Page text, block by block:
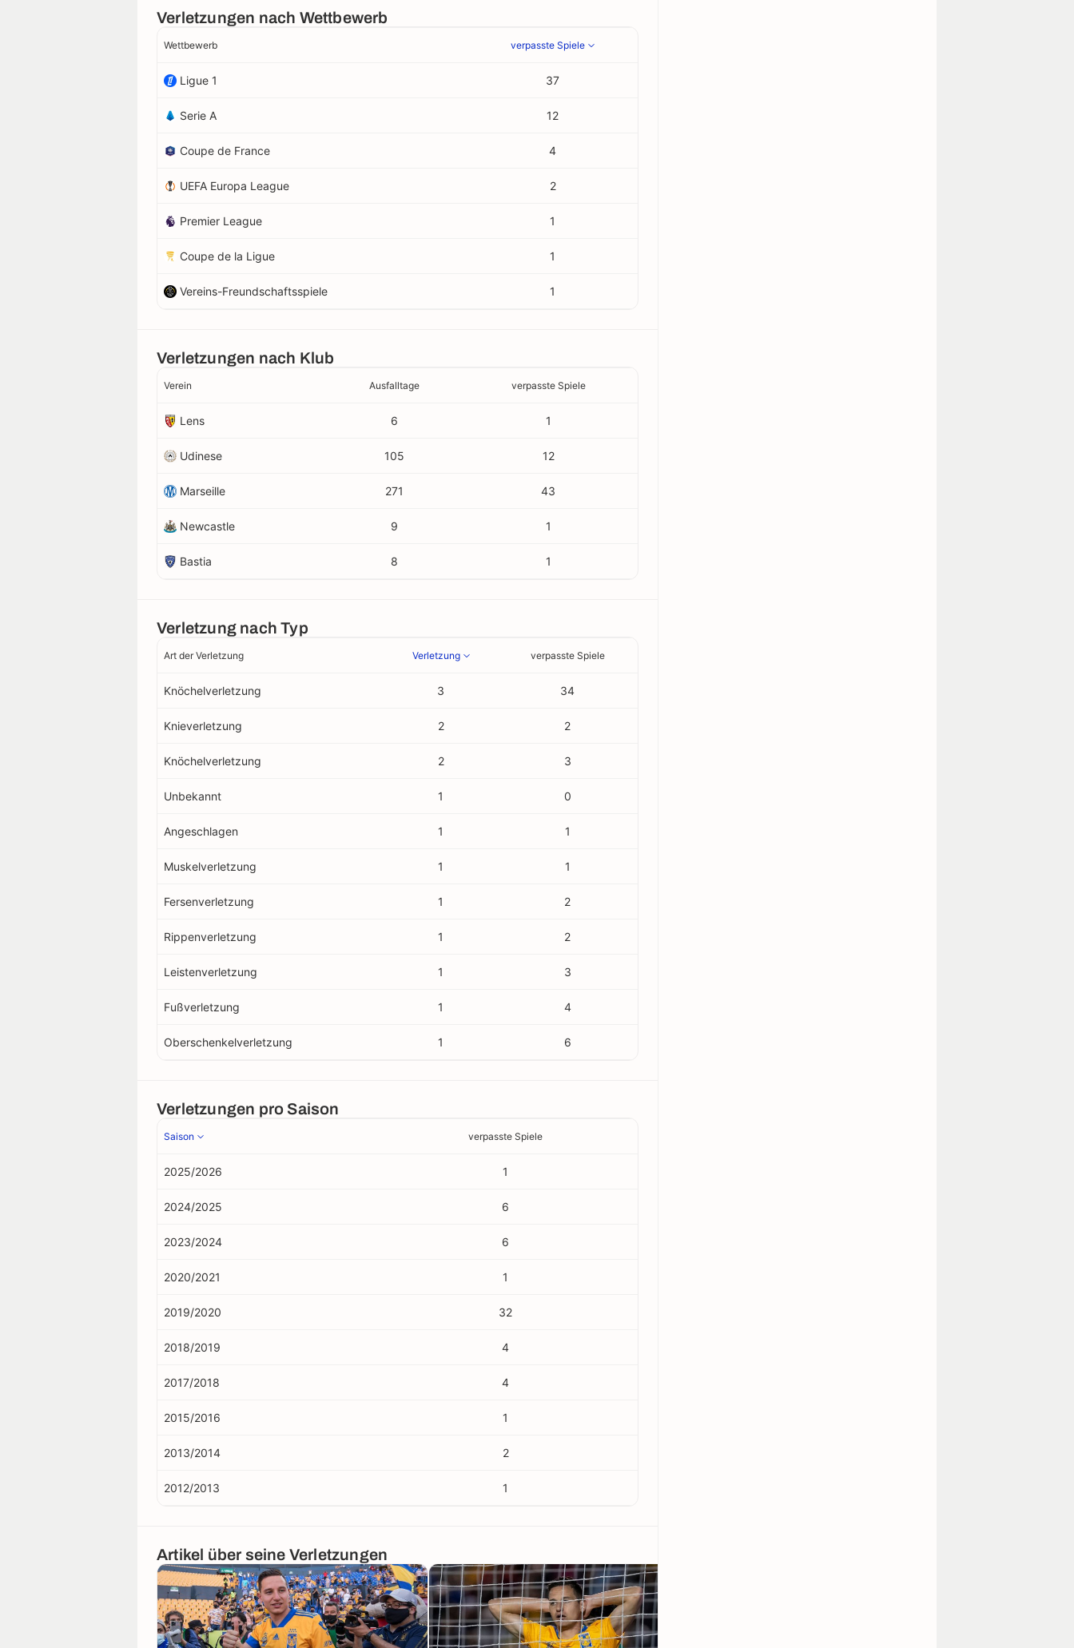
Verletzungen nach Wettbewerb
Wettbewerb verpasste Spiele
Ligue 1 37
Serie A 12
Coupe de France 4
UEFA Europa League 2
Premier League 1
Coupe de la Ligue 1
Vereins-Freundschaftsspiele 1
Verletzungen nach Klub
Verein Ausfalltage verpasste Spiele
Lens 6 1
Udinese 105 12
Marseille 271 43
Newcastle 9 1
Bastia 8 1
Verletzung nach Typ
Art der Verletzung Verletzung verpasste Spiele
Knöchelverletzung 3 34
Knieverletzung 2 2
Knöchelverletzung 2 3
Unbekannt 1 0
Angeschlagen 1 1
Muskelverletzung 1 1
Fersenverletzung 1 2
Rippenverletzung 1 2
Leistenverletzung 1 3
Fußverletzung 1 4
Oberschenkelverletzung 1 6
Verletzungen pro Saison
Saison verpasste Spiele
2025/2026 1
2024/2025 6
2023/2024 6
2020/2021 1
2019/2020 32
2018/2019 4
2017/2018 4
2015/2016 1
2013/2014 2
2012/2013 1
Artikel über seine Verletzungen